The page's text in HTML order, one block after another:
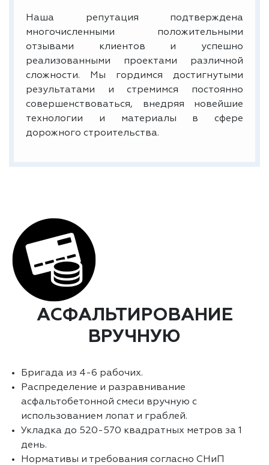
Наша репутация подтверждена
многочисленными положительными
отзывами клиентов и успешно
реализованными проектами различной
сложности. Мы гордимся достигнутыми
результатами и стремимся постоянно
совершенствоваться, внедряя новейшие
технологии и материалы в сфере
дорожного строительства.
АСФАЛЬТИРОВАНИЕ
ВРУЧНУЮ
Бригада из 4-6 рабочих.
Распределение и разравнивание
асфальтобетонной смеси вручную с
использованием лопат и граблей.
Укладка до 520-570 квадратных метров за 1
день.
Нормативы и требования согласно СНиП